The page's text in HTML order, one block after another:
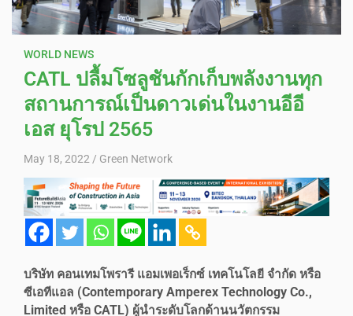
WORLD NEWS
CATL ปลื้มโซลูชันกักเก็บพลังงานทุก
สถานการณ์เป็นดาวเด่นในงานอีอี
เอส ยุโรป 2565
May 18, 2022 Green Network
บริษัท คอนเทมโพรารี แอมเพอเร็กซ์ เทคโนโลยี จำกัด หรือ
ซีเอทีแอล (Contemporary Amperex Technology Co.,
Limited หรือ CATL) ผู้นำระดับโลกด้านนวัตกรรม